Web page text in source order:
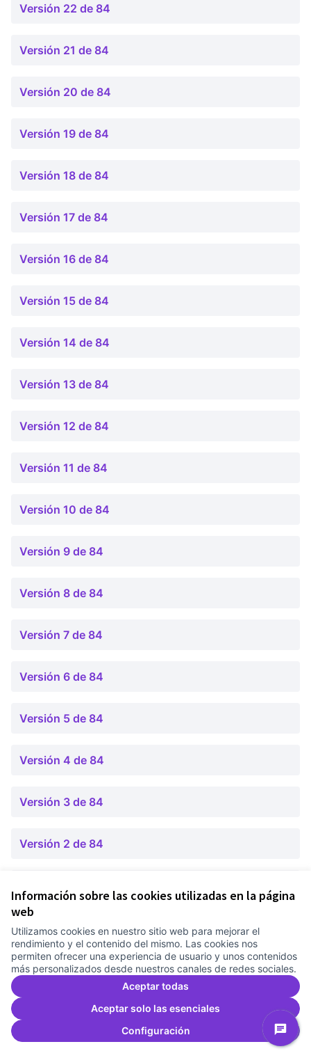
Información sobre las cookies utilizadas en la página
web
Utilizamos cookies en nuestro sitio web para mejorar el
rendimiento y el contenido del mismo. Las cookies nos
permiten ofrecer una experiencia de usuario y unos contenidos
más personalizados desde nuestros canales de redes sociales.
Aceptar todas
Aceptar solo las esenciales
Configuración
Versión 22 de 84
Versión 21 de 84
Versión 20 de 84
Versión 19 de 84
Versión 18 de 84
Versión 17 de 84
Versión 16 de 84
Versión 15 de 84
Versión 14 de 84
Versión 13 de 84
Versión 12 de 84
Versión 11 de 84
Versión 10 de 84
Versión 9 de 84
Versión 8 de 84
Versión 7 de 84
Versión 6 de 84
Versión 5 de 84
Versión 4 de 84
Versión 3 de 84
Versión 2 de 84
Términos y condiciones de uso
Configuración de cookies
Comunitat Canòdrom en Facebook
(Link extern)
Comunitat Canòdrom en Instagram
(Link extern)
Comunitat Canòdrom en YouTube
(Link extern)
Castellano
Triar la llenguaElegir el idiomaChoose language
(Link extern)
Web creada con